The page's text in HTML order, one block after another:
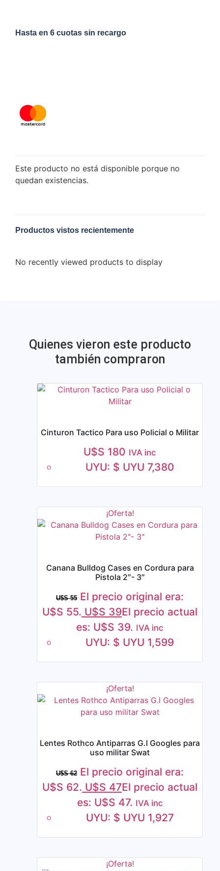
Hasta en 6 cuotas sin recargo
Este producto no está disponible porque no
quedan existencias.
Productos vistos recientemente
No recently viewed products to display
Quienes vieron este producto
también compraron
Cinturon Tactico Para uso Policial o Militar
U$S 180 IVA inc
UYU: $ UYU 7,380
¡Oferta!
Canana Bulldog Cases en Cordura para
Pistola 2″- 3″
U$S55 El precio original era:
U$S 55. U$S 39El precio actual
es: U$S 39. IVA inc
UYU: $ UYU 1,599
¡Oferta!
Lentes Rothco Antiparras G.I Googles para
uso militar Swat
U$S62 El precio original era:
U$S 62. U$S 47El precio actual
es: U$S 47. IVA inc
UYU: $ UYU 1,927
¡Oferta!